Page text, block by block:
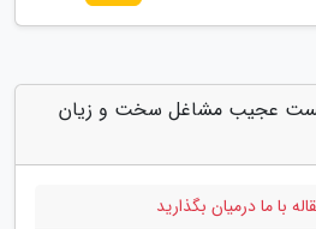
عجیب مشاغل سخت و زیان
با ما درمیان بگذارید